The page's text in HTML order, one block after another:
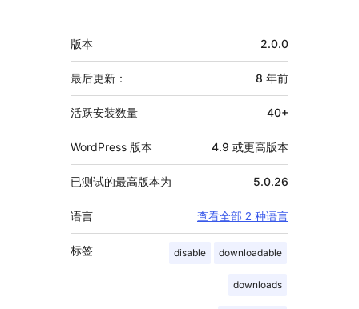
额
外
信
息
版本 2.0.0
最后更新： 8 年前
活跃安装数量 40+
WordPress 版本 4.9 或更高版本
已测试的最高版本为 5.0.26
语言 查看全部 2 种语言
标签 disable downloadable
downloads